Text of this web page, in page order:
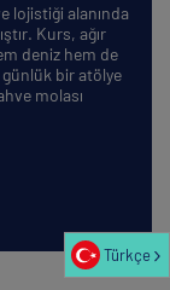
lojistiği alanında
Kurs, ağır
deniz hem de
günlük bir atölye
molası
Türkçe